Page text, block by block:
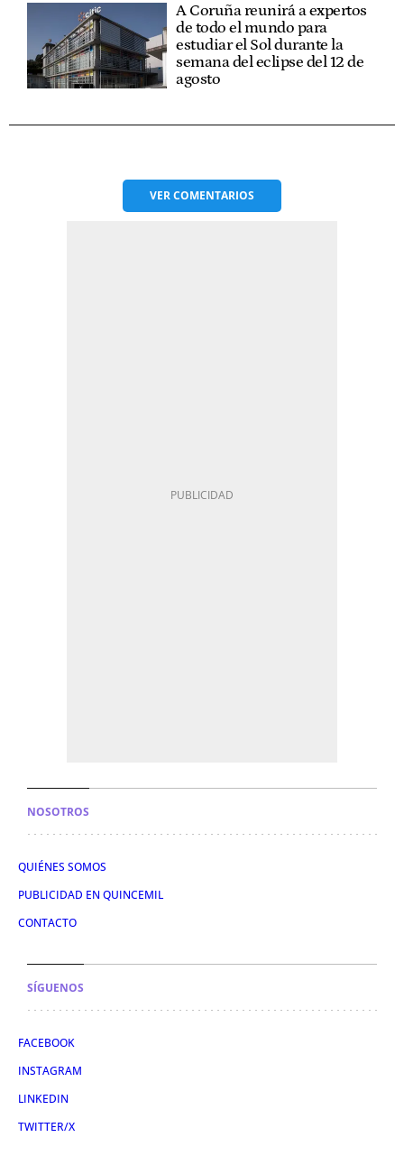
A Coruña reunirá a expertos
de todo el mundo para
estudiar el Sol durante la
semana del eclipse del 12 de
agosto
VERCOMENTARIOS
NOSOTROS
QUIÉNES SOMOS
PUBLICIDAD EN QUINCEMIL
CONTACTO
SÍGUENOS
FACEBOOK
INSTAGRAM
LINKEDIN
TWITTER/X